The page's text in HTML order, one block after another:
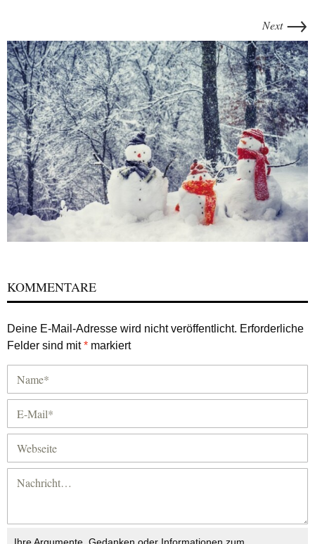
Next →
KOMMENTARE
Deine E-Mail-Adresse wird nicht veröffentlicht. Erforderliche
Felder sind mit* markiert